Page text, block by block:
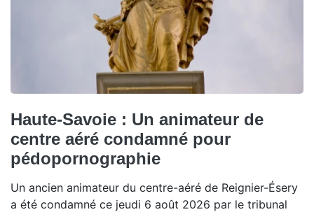
Haute-Savoie : Un animateur de
centre aéré condamné pour
pédopornographie
Un ancien animateur du centre-aéré de Reignier-Ésery
a été condamné ce jeudi 6 août 2026 par le tribunal